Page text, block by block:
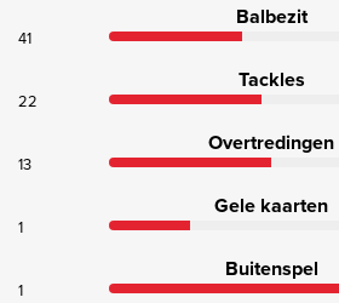
Balbezit
41
Tackles
22
Overtredingen
13
Gele kaarten
1
Buitenspel
1